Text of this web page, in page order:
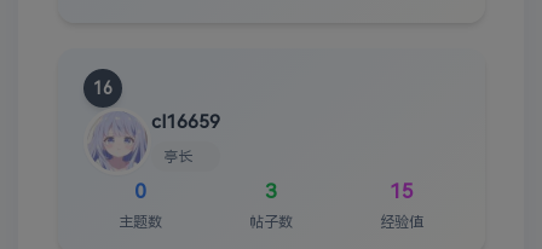
16
cl16659
亭长
0
主题数
3
帖子数
15
经验值